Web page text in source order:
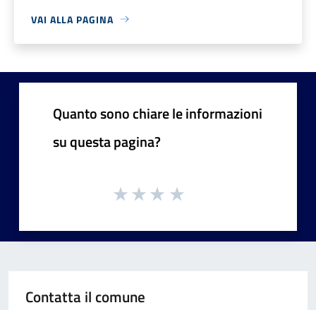
VAI ALLA PAGINA
Quanto sono chiare le informazioni
su questa pagina?
Contatta il comune